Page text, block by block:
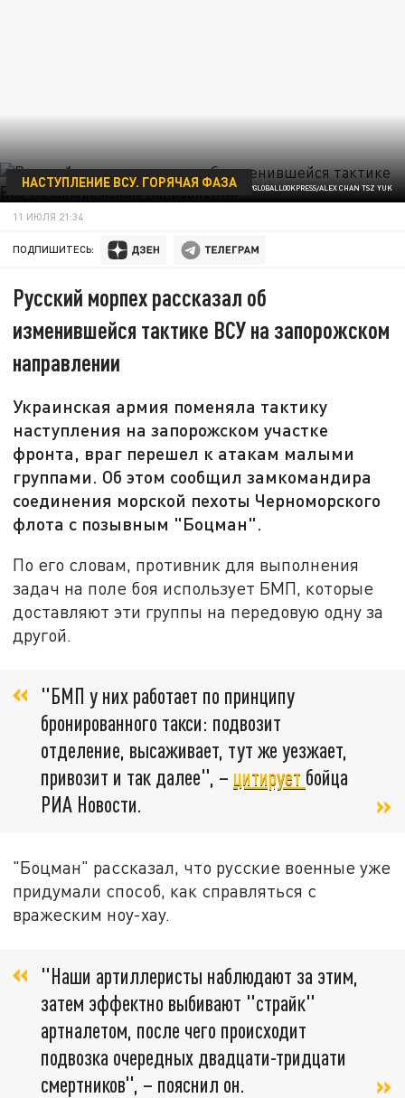
/GLOBALLOOKPRESS/ALEX CHAN TSZ YUK
НАСТУПЛЕНИЕ ВСУ. ГОРЯЧАЯ ФАЗА
11 ИЮЛЯ 21:34
ПОДПИШИТЕСЬ:
Русский морпех рассказал об
изменившейся тактике ВСУ на запорожском
направлении
Украинская армия поменяла тактику
наступления на запорожском участке
фронта, враг перешел к атакам малыми
группами. Об этом сообщил замкомандира
соединения морской пехоты Черноморского
флота с позывным "Боцман".
По его словам, противник для выполнения
задач на поле боя использует БМП, которые
доставляют эти группы на передовую одну за
другой.
"БМП у них работает по принципу
бронированного такси: подвозит
отделение, высаживает, тут же уезжает,
привозит и так далее", – цитирует бойца
РИА Новости.
"Боцман" рассказал, что русские военные уже
придумали способ, как справляться с
вражеским ноу-хау.
"Наши артиллеристы наблюдают за этим,
затем эффектно выбивают "страйк"
артналетом, после чего происходит
подвозка очередных двадцати-тридцати
смертников", – пояснил он.